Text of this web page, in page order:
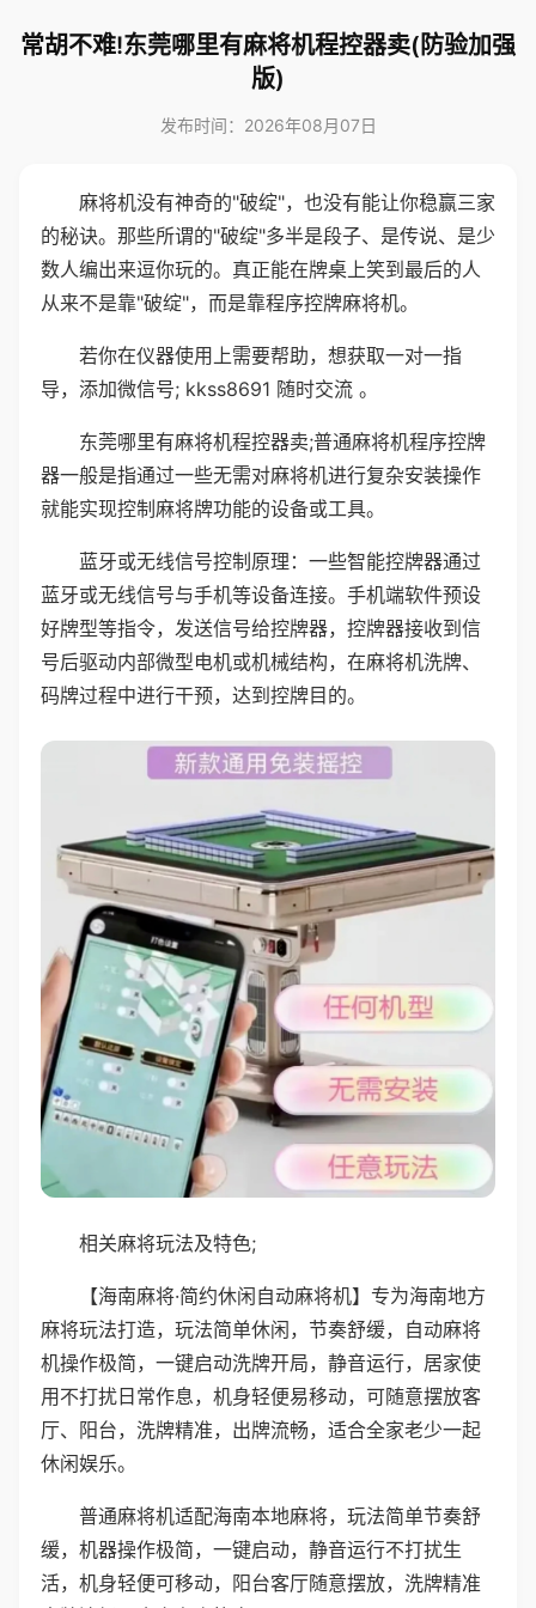
常胡不难!东莞哪里有麻将机程控器卖(防验加强
版)
发布时间：2026年08月07日
麻将机没有神奇的"破绽"，也没有能让你稳赢三家
的秘诀。那些所谓的"破绽"多半是段子、是传说、是少
数人编出来逗你玩的。真正能在牌桌上笑到最后的人
从来不是靠"破绽"，而是靠程序控牌麻将机。
若你在仪器使用上需要帮助，想获取一对一指
导，添加微信号; kkss8691 随时交流 。
东莞哪里有麻将机程控器卖;普通麻将机程序控牌
器一般是指通过一些无需对麻将机进行复杂安装操作
就能实现控制麻将牌功能的设备或工具。
蓝牙或无线信号控制原理：一些智能控牌器通过
蓝牙或无线信号与手机等设备连接。手机端软件预设
好牌型等指令，发送信号给控牌器，控牌器接收到信
号后驱动内部微型电机或机械结构，在麻将机洗牌、
码牌过程中进行干预，达到控牌目的。
相关麻将玩法及特色;
【海南麻将·简约休闲自动麻将机】专为海南地方
麻将玩法打造，玩法简单休闲，节奏舒缓，自动麻将
机操作极简，一键启动洗牌开局，静音运行，居家使
用不打扰日常作息，机身轻便易移动，可随意摆放客
厅、阳台，洗牌精准，出牌流畅，适合全家老少一起
休闲娱乐。
普通麻将机适配海南本地麻将，玩法简单节奏舒
缓，机器操作极简，一键启动，静音运行不打扰生
活，机身轻便可移动，阳台客厅随意摆放，洗牌精准